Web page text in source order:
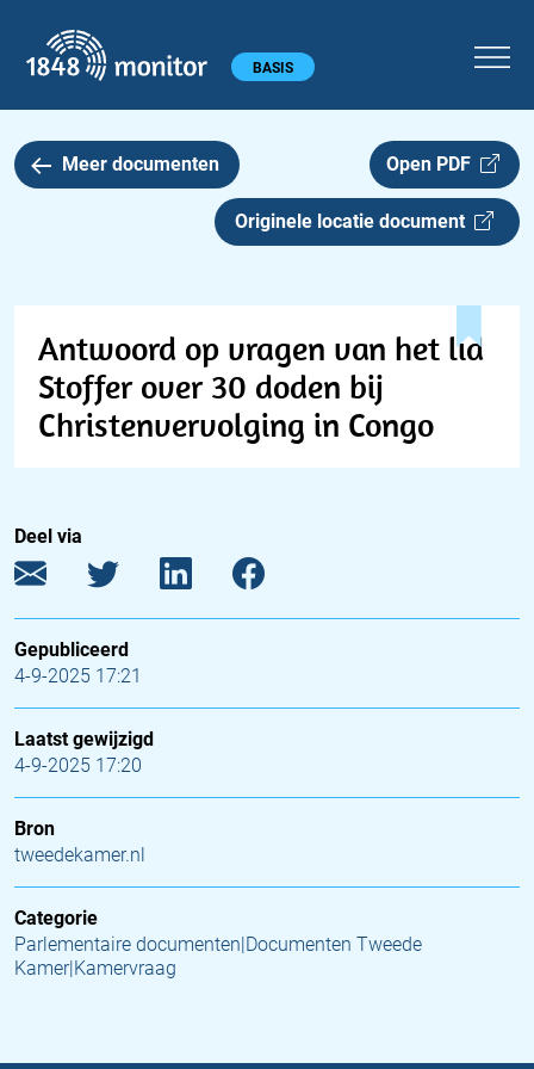
Hoofdmenu BASIS
Meer documenten Open PDF
Originele locatie document
Antwoord op vragen van het lid
Stoffer over 30 doden bij
Christenvervolging in Congo
Deel via
Gepubliceerd
4-9-2025 17:21
Laatst gewijzigd
4-9-2025 17:20
Bron
tweedekamer.nl
Categorie
Parlementaire documenten|Documenten Tweede
Kamer|Kamervraag